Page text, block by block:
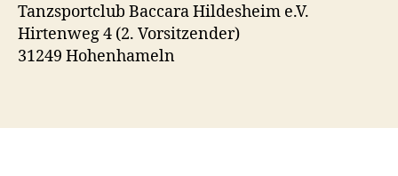
Tanzsportclub Baccara Hildesheim e.V.
Hirtenweg 4 (2. Vorsitzender)
31249 Hohenhameln